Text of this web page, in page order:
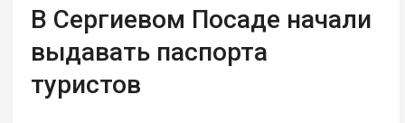
В Сергиевом Посаде начали
выдавать паспорта
туристов